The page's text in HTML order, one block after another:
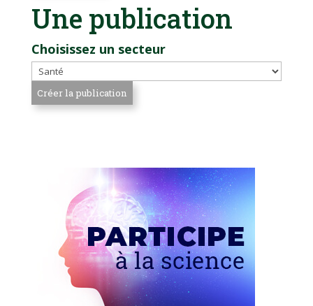
Une publication
Choisissez un secteur